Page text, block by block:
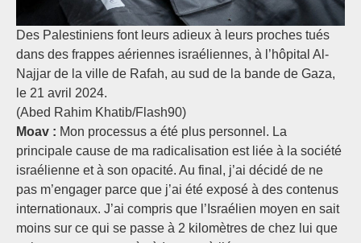
Des Palestiniens font leurs adieux à leurs proches tués
dans des frappes aériennes israéliennes, à l’hôpital Al-
Najjar de la ville de Rafah, au sud de la bande de Gaza,
le 21 avril 2024.
(Abed Rahim Khatib/Flash90)
Moav : Mon processus a été plus personnel. La
principale cause de ma radicalisation est liée à la société
israélienne et à son opacité. Au final, j’ai décidé de ne
pas m’engager parce que j’ai été exposé à des contenus
internationaux. J’ai compris que l’Israélien moyen en sait
moins sur ce qui se passe à 2 kilomètres de chez lui que